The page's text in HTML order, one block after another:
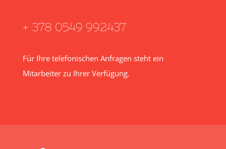
+ 378 0549 992437
Für Ihre telefonischen Anfragen steht ein
Mitarbeiter zu Ihrer Verfügung.